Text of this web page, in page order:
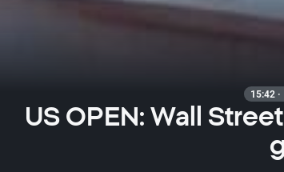
15:42
US OPEN: Wall